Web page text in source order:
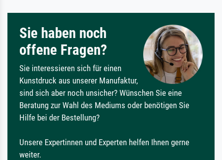
Sie haben noch
offene Fragen?
Sie interessieren sich für einen
Kunstdruck aus unserer Manufaktur,
sind sich aber noch unsicher? Wünschen Sie eine
Beratung zur Wahl des Mediums oder benötigen Sie
Hilfe bei der Bestellung?
Unsere Expertinnen und Experten helfen Ihnen gerne
weiter.